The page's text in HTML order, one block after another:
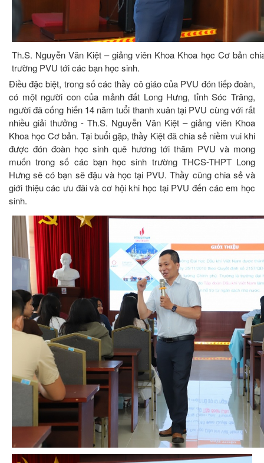
Th.S. Nguyễn Văn Kiệt – giảng viên Khoa Khoa học Cơ bản
trường PVU tới các bạn học sinh.
Điều đặc biệt, trong số các thầy cô giáo của PVU đón tiếp đoàn,
có một người con của mảnh đất Long Hưng, tỉnh Sóc Trăng,
người đã cống hiến 14 năm tuổi thanh xuân tại PVU cùng với rất
nhiều giải thưởng - Th.S. Nguyễn Văn Kiệt – giảng viên Khoa
Khoa học Cơ bản. Tại buổi gặp, thầy Kiệt đã chia sẻ niềm vui khi
được đón đoàn học sinh quê hương tới thăm PVU và mong
muốn trong số các bạn học sinh trường THCS-THPT Long
Hưng sẽ có bạn sẽ đậu và học tại PVU. Thầy cũng chia sẻ và
giới thiệu các ưu đãi và cơ hội khi học tại PVU đến các em học
sinh.